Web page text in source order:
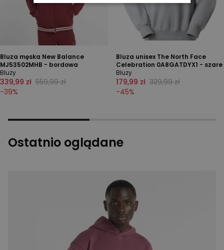
Bluza męska New Balance
MJ53502MHB - bordowa
Bluzy
339,99 zł 559,99 zł
-39%
Bluza unisex The North Face
Celebration 0A8GATDYX1 - szare
Bluzy
179,99 zł 329,99 zł
-45%
Ostatnio oglądane